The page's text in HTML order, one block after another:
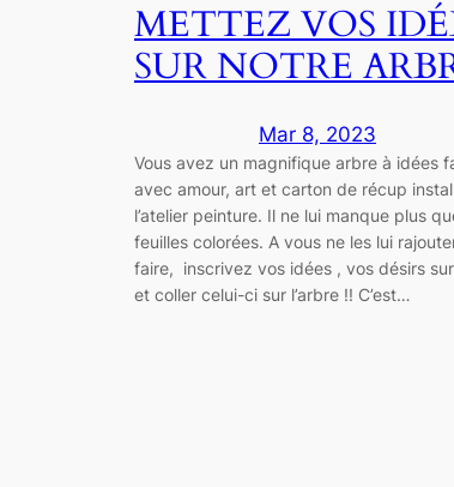
METTEZ VOS
SUR NOTRE
Mar 8, 2023
Vous avez un magnifique arbre à idées
avec amour, art et carton de récup
l’atelier peinture. Il ne lui manque plus
feuilles colorées. A vous ne les lui
faire, inscrivez vos idées , vos désirs
et coller celui-ci sur l’arbre !! C’est…